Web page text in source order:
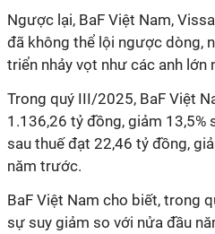
Ngược lại, BaF Việt Nam,
đã không thể lội ngược dòng,
triển nhảy vọt như các anh lớn
Trong quý III/2025, BaF Việt
1.136,26 tỷ đồng, giảm 13,5%
sau thuế đạt 22,46 tỷ đồng,
năm trước.
BaF Việt Nam cho biết, trong
sự suy giảm so với nửa đầu